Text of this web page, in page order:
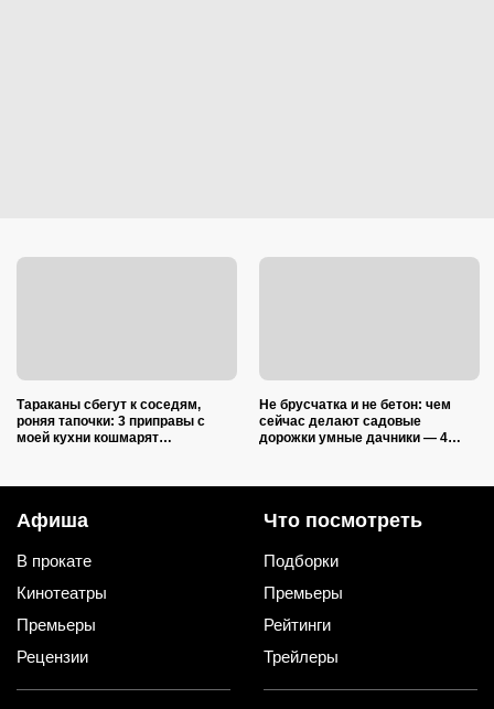
Тараканы сбегут к соседям,
роняя тапочки: 3 приправы с
моей кухни кошмарят
Не брусчатка и не бетон: чем
сейчас делают садовые
дорожки умные дачники — 4
Афиша
В прокате
Кинотеатры
Премьеры
Рецензии
Что посмотреть
Подборки
Премьеры
Рейтинги
Трейлеры